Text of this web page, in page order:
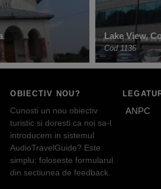
Lake View,
Cod 1136
OBIECTIV NOU?
Cunosti un nou obiectiv
turistic si doresti ca noi sa-l
introducem in sistemul
AudioTravelGuide? Este
simplu: foloseste formularul
din sectiunea de feedback.
ANPC